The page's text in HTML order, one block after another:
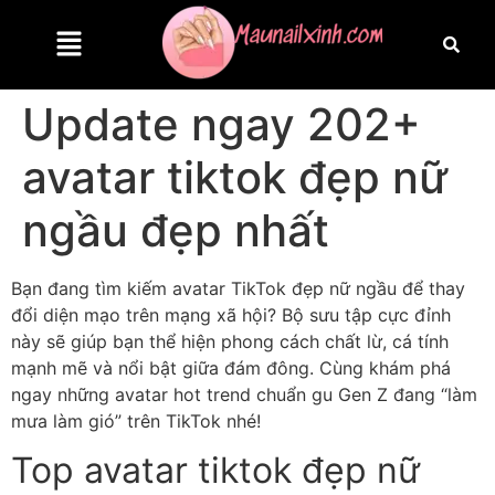
Update ngay 202+
avatar tiktok đẹp nữ
ngầu đẹp nhất
Bạn đang tìm kiếm avatar TikTok đẹp nữ ngầu để thay
đổi diện mạo trên mạng xã hội? Bộ sưu tập cực đỉnh
này sẽ giúp bạn thể hiện phong cách chất lừ, cá tính
mạnh mẽ và nổi bật giữa đám đông. Cùng khám phá
ngay những avatar hot trend chuẩn gu Gen Z đang “làm
mưa làm gió” trên TikTok nhé!
Top avatar tiktok đẹp nữ